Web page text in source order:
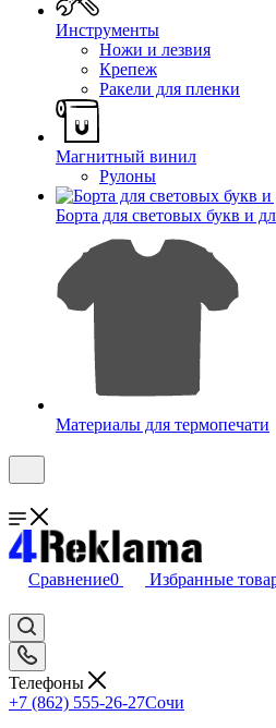
Инструменты
Ножи и лезвия
Крепеж
Ракели для пленки
Магнитный винил
Рулоны
Борта для световых букв и
Материалы для термопечати
Сравнение0 Избранные
Телефоны
+7 (862) 555-26-27Сочи